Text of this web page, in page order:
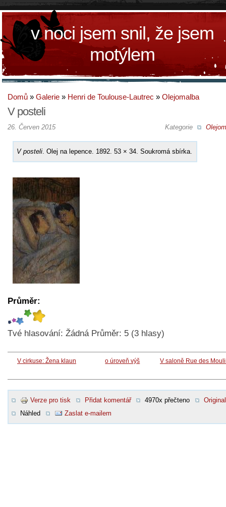
v noci jsem snil, že jsem
motýlem
Domů » Galerie » Henri de Toulouse-Lautrec » Olejomalba
V posteli
Kategorie
26. Červen 2015
V posteli . Olej na lepence. 1892. 53 × 34. Soukromá sbírka.
Průměr:
Tvé hlasování: Žádná Průměr: 5 (3 hlasy)
V cirkuse: Žena klaun o úroveň výš V saloně Rue des
Verze pro tisk Přidat komentář 4970x přečteno
Original
Náhled
Zaslat e-mailem